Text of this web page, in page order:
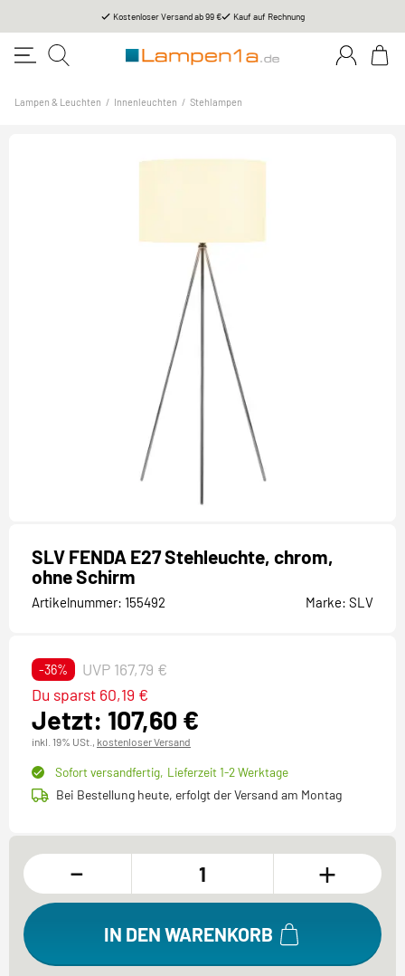
Kostenloser Versand ab 99 € Kauf auf Rechnung
Lampen & Leuchten / Innenleuchten / Stehlampen
SLV FENDA E27 Stehleuchte, chrom,
ohne Schirm
Artikelnummer: 155492 Marke: SLV
-36% UVP 167,79 €
Jetzt: 107,60 €
Du sparst 60,19 €
inkl. 19% USt., kostenloser Versand
Sofort versandfertig, Lieferzeit 1-2 Werktage
Bei Bestellung heute, erfolgt der Versand am Montag
- +
IN DEN WARENKORB